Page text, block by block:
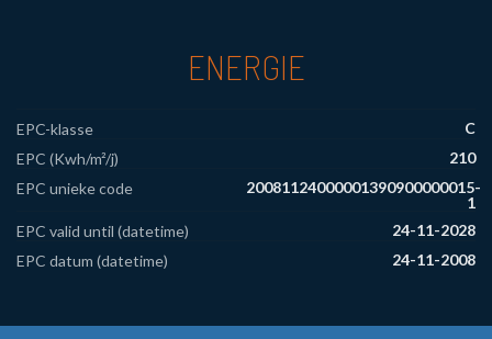
ENERGIE
EPC-klasse
C
EPC (Kwh/m²/j)
210
EPC unieke code
20081124000001390900000015-
1
EPC valid until (datetime)
24-11-2028
EPC datum (datetime)
24-11-2008